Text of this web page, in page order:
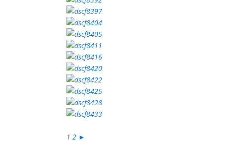
1 2 ►